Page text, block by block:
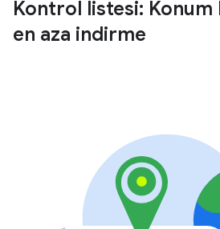
Kontrol listesi: Konum
en aza indirme